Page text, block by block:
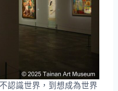
認識世界，到想成為世界